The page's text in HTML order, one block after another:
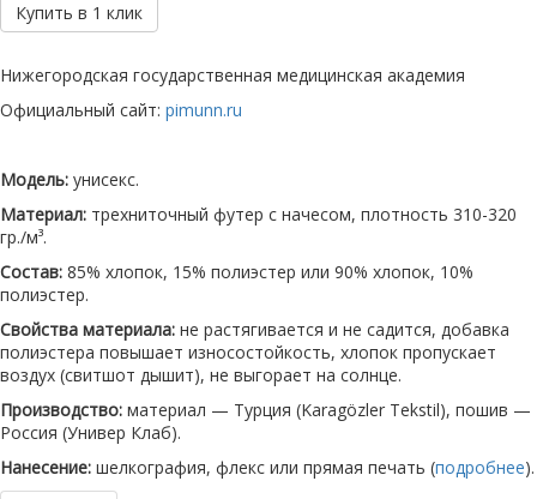
Купить в 1 клик
Нижегородская государственная медицинская академия
Официальный сайт: pimunn.ru
Модель: унисекс.
Материал: трехниточный футер с начесом, плотность 310-320
гр./м³.
Состав: 85% хлопок, 15% полиэстер или 90% хлопок, 10%
полиэстер.
Свойства материала: не растягивается и не садится, добавка
полиэстера повышает износостойкость, хлопок пропускает
воздух (свитшот дышит), не выгорает на солнце.
Производство: материал — Турция (Karagözler Tekstil), пошив —
Россия (Универ Клаб).
Нанесение: шелкография, флекс или прямая печать (подробнее).